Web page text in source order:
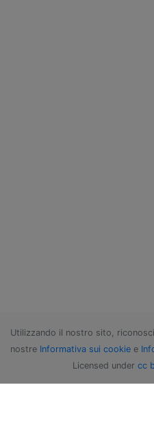
Utilizzando il nostro sito,
nostre Informativa sui cookie e
Licensed under cc